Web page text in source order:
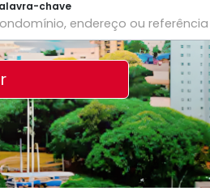
chave